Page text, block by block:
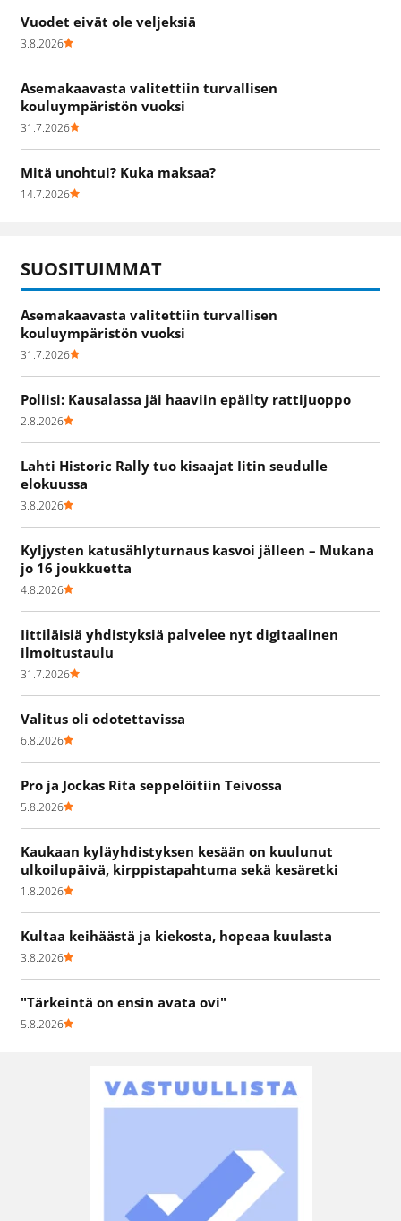
Vuodet eivät ole veljeksiä
3.8.2026
Asemakaavasta valitettiin turvallisen
kouluympäristön vuoksi
31.7.2026
Mitä unohtui? Kuka maksaa?
14.7.2026
SUOSITUIMMAT
Asemakaavasta valitettiin turvallisen
kouluympäristön vuoksi
31.7.2026
Poliisi: Kausalassa jäi haaviin epäilty rattijuoppo
2.8.2026
Lahti Historic Rally tuo kisaajat Iitin seudulle
elokuussa
3.8.2026
Kyljysten katusählyturnaus kasvoi jälleen – Mukana
jo 16 joukkuetta
4.8.2026
Iittiläisiä yhdistyksiä palvelee nyt digitaalinen
ilmoitustaulu
31.7.2026
Valitus oli odotettavissa
6.8.2026
Pro ja Jockas Rita seppelöitiin Teivossa
5.8.2026
Kaukaan kyläyhdistyksen kesään on kuulunut
ulkoilupäivä, kirppistapahtuma sekä kesäretki
1.8.2026
Kultaa keihäästä ja kiekosta, hopeaa kuulasta
3.8.2026
"Tärkeintä on ensin avata ovi"
5.8.2026